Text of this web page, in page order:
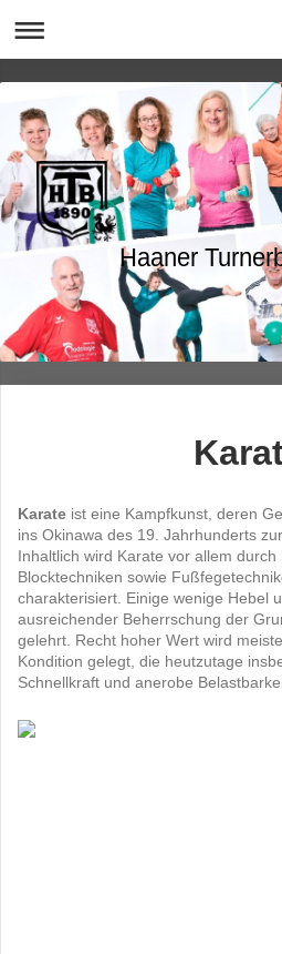
Haaner
Karate ist eine Kampfkunst, deren
ins Okinawa des 19. Jahrhunderts
Inhaltlich wird Karate vor allem
Blocktechniken sowie
charakterisiert. Einige wenige Hebel
ausreichender Beherrschung der
gelehrt. Recht hoher Wert wird
Kondition gelegt, die heutzutage
Schnellkraft und anerobe